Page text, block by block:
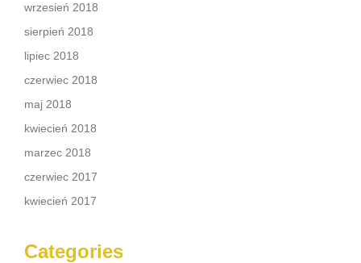
wrzesień 2018
sierpień 2018
lipiec 2018
czerwiec 2018
maj 2018
kwiecień 2018
marzec 2018
czerwiec 2017
kwiecień 2017
Categories